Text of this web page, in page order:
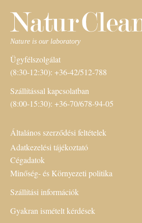
Ügyfélszolgálat
(8:30-12:30): +36-42/512-788
Szállítással kapcsolatban
(8:00-15:30): +36-70/678-94-05
Általános szerződési feltételek
Adatkezelési tájékoztató
Cégadatok
Minőség- és Környezeti politika
Szállítási információk
Gyakran ismételt kérdések